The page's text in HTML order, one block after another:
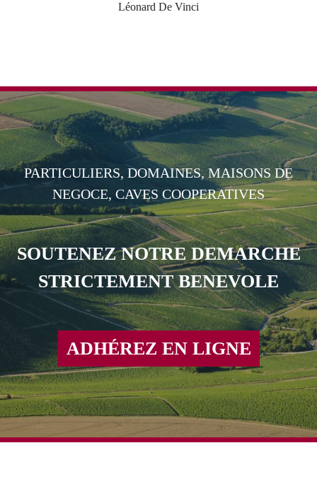
Léonard De Vinci
PARTICULIERS, DOMAINES, MAISONS DE
NEGOCE, CAVES COOPERATIVES
SOUTENEZ NOTRE DEMARCHE
STRICTEMENT BENEVOLE
ADHÉREZ EN LIGNE